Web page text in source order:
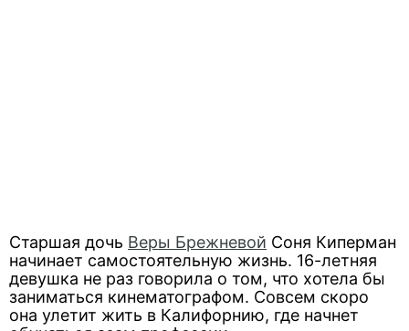
Старшая дочь Веры Брежневой Соня Киперман
начинает самостоятельную жизнь. 16-летняя
девушка не раз говорила о том, что хотела бы
заниматься кинематографом. Совсем скоро
она улетит жить в Калифорнию, где начнет